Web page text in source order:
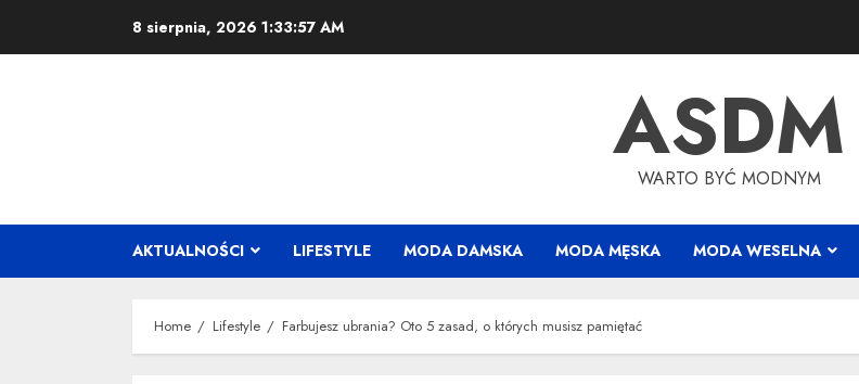
8 sierpnia, 2026 1:33:58 AM
ASDM
WARTO BYĆ MODNYM
AKTUALNOŚCI LIFESTYLE MODA DAMSKA MODA MĘSKA MODA WESELNA
Home Lifestyle Farbujesz ubrania? Oto 5 zasad, o których musisz pamiętać